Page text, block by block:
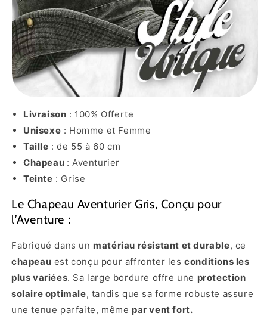
Livraison : 100% Offerte
Unisexe : Homme et Femme
Taille : de 55 à 60 cm
Chapeau : Aventurier
Teinte : Grise
Le Chapeau Aventurier Gris, Conçu pour
l’Aventure :
Fabriqué dans un matériau résistant et durable, ce
chapeau est conçu pour affronter lesconditions les
plus variées. Sa large bordure offre une protection
solaire optimale, tandis que sa forme robuste assure
une tenue parfaite, même par vent fort.